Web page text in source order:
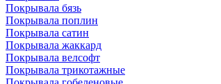
Покрывала бязь
Покрывала поплин
Покрывала сатин
Покрывала жаккард
Покрывала велсофт
Покрывала трикотажные